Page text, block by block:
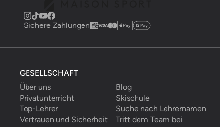
Sichere Zahlungen
GESELLSCHAFT
Über uns
Blog
Privatunterricht
Skischule
Top-Lehrer
Suche nach Lehrernamen
Vertrauen und Sicherheit
Tritt dem Team bei